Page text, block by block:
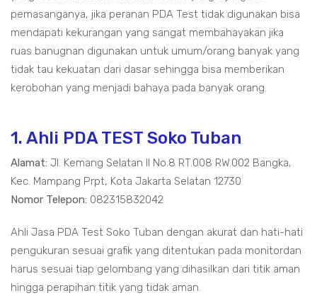
pemasanganya, jika peranan PDA Test tidak digunakan bisa
mendapati kekurangan yang sangat membahayakan jika
ruas banugnan digunakan untuk umum/orang banyak yang
tidak tau kekuatan dari dasar sehingga bisa memberikan
kerobohan yang menjadi bahaya pada banyak orang.
1. Ahli PDA TEST Soko Tuban
Alamat: Jl. Kemang Selatan II No.8 RT.008 RW.002 Bangka,
Kec. Mampang Prpt, Kota Jakarta Selatan 12730
Nomor Telepon: 082315832042
Ahli Jasa PDA Test Soko Tuban dengan akurat dan hati-hati
pengukuran sesuai grafik yang ditentukan pada monitordan
harus sesuai tiap gelombang yang dihasilkan dari titik aman
hingga perapihan titik yang tidak aman.